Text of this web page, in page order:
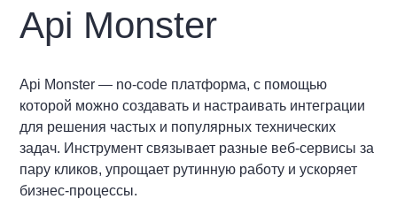
Api Monster
Api Monster — no-code платформа, с помощью
которой можно создавать и настраивать интеграции
для решения частых и популярных технических
задач. Инструмент связывает разные веб-сервисы за
пару кликов, упрощает рутинную работу и ускоряет
бизнес-процессы.